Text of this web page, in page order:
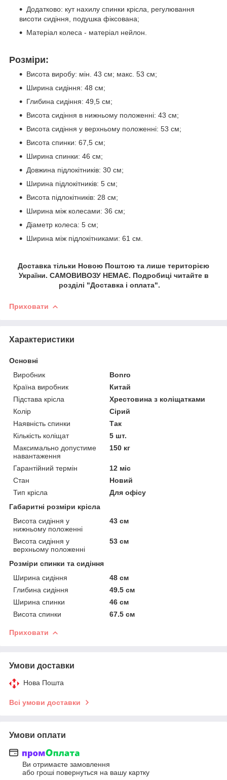
Додатково: кут нахилу спинки крісла, регулювання
висоти сидіння, подушка фіксована;
Матеріал колеса - матеріал нейлон.
Розміри:
Висота виробу: мін. 43 см; макс. 53 см;
Ширина сидіння: 48 см;
Глибина сидіння: 49,5 см;
Висота сидіння в нижньому положенні: 43 см;
Висота сидіння у верхньому положенні: 53 см;
Висота спинки: 67,5 см;
Ширина спинки: 46 см;
Довжина підлокітників: 30 см;
Ширина підлокітників: 5 см;
Висота підлокітників: 28 см;
Ширина між колесами: 36 см;
Діаметр колеса: 5 см;
Ширина між підлокітниками: 61 см.
Доставка тільки Новою Поштою та лише територією
України. САМОВИВОЗУ НЕМАЄ. Подробиці читайте в
розділі "Доставка і оплата".
Приховати
Характеристики
Основні
Виробник
Bonro
Країна виробник
Китай
Підстава крісла
Хрестовина з коліщатками
Колір
Сірий
Наявність спинки
Так
Кількість коліщат
5 шт.
Максимально допустиме
навантаження
150 кг
Гарантійний термін
12 міс
Стан
Новий
Тип крісла
Для офісу
Габаритні розміри крісла
Висота сидіння у
нижньому положенні
43 см
Висота сидіння у
верхньому положенні
53 см
Розміри спинки та сидіння
Ширина сидіння
48 см
Глибина сидіння
49.5 см
Ширина спинки
46 см
Висота спинки
67.5 см
Приховати
Умови доставки
Нова Пошта
Всі умови доставки
Умови оплати
Ви отримаєте замовлення
або гроші повернуться на вашу картку